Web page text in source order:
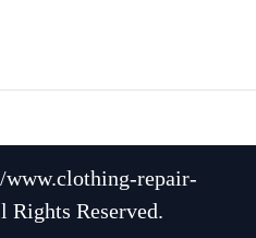
repair-
Rights Reserved.